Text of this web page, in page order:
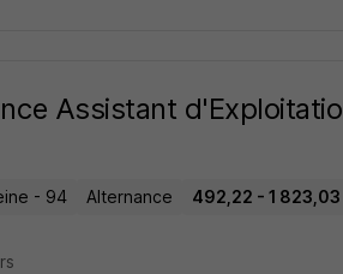
Assistant
- 94 Alternance 492,22 - 1 823,03